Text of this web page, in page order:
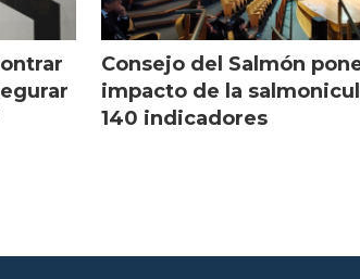
Consejo del Salmón
impacto de la
140 indicadores